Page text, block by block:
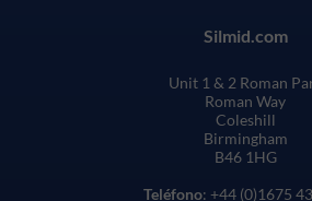
Silmid.com
Unit 1 & 2 Roman
Roman Way
Coleshill
Birmingham
B46 1HG
Teléfono: +44 (0)1675